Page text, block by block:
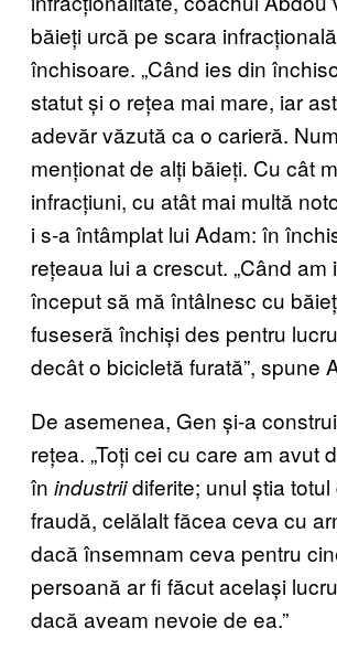
băieți urcă pe scara
închisoare. „Când ies din
statut și o rețea mai mare, iar
adevăr văzută ca o carieră.
menționat de alți băieți. Cu cât
infracțiuni, cu atât mai multă
i s-a întâmplat lui Adam: în
rețeaua lui a crescut. „Când am
început să mă întâlnesc cu
fuseseră închiși des pentru
decât o bicicletă furată”, spune
De asemenea, Gen și-a
rețea. „Toți cei cu care am avut
în industriidiferite; unul știa totul
fraudă, celălalt făcea ceva cu
dacă însemnam ceva pentru
persoană ar fi făcut același
dacă aveam nevoie de ea.”